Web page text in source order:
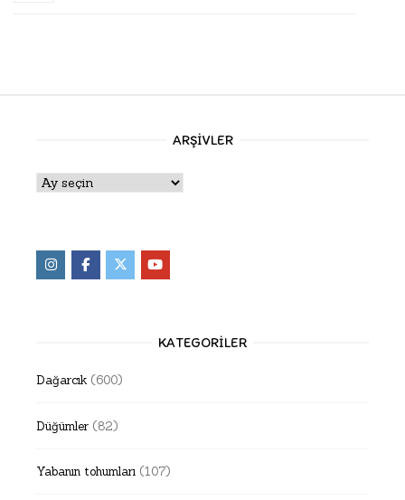
ARŞIVLER
Arşivler
KATEGORILER
Dağarcık (600)
Düğümler (82)
Yabanın tohumları (107)